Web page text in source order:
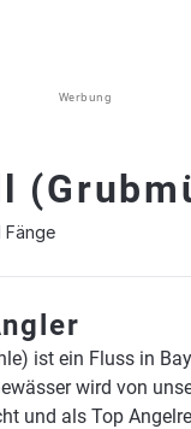
Werbung
Fänge
ist ein Fluss in
wird von
und als Top